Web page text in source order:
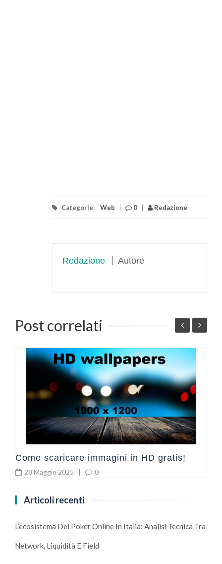
Categorie: Web 0 Redazione
Redazione Autore
Post correlati
Come scaricare immagini in HD gratis!
28 Maggio 2025 0
Articoli recenti
L’ecosistema Del Poker Online In Italia: Analisi Tecnica Tra
Network, Liquidità E Field